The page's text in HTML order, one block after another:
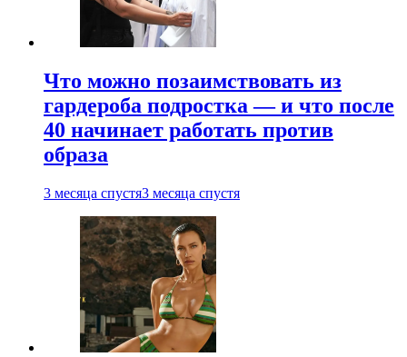
Что можно позаимствовать из
гардероба подростка — и что после
40 начинает работать против
образа
3 месяца спустя3 месяца спустя